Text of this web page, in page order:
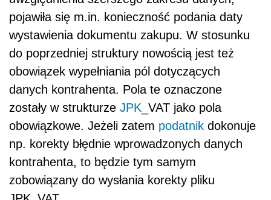
pojawiła się m.in. konieczność podania daty
wystawienia dokumentu zakupu. W stosunku
do poprzedniej struktury nowością jest też
obowiązek wypełniania pól dotyczących
danych kontrahenta. Pola te oznaczone
zostały w strukturze JPK _VAT jako pola
obowiązkowe. Jeżeli zatem podatnik dokonuje
np. korekty błędnie wprowadzonych danych
kontrahenta, to będzie tym samym
zobowiązany do wysłania korekty pliku